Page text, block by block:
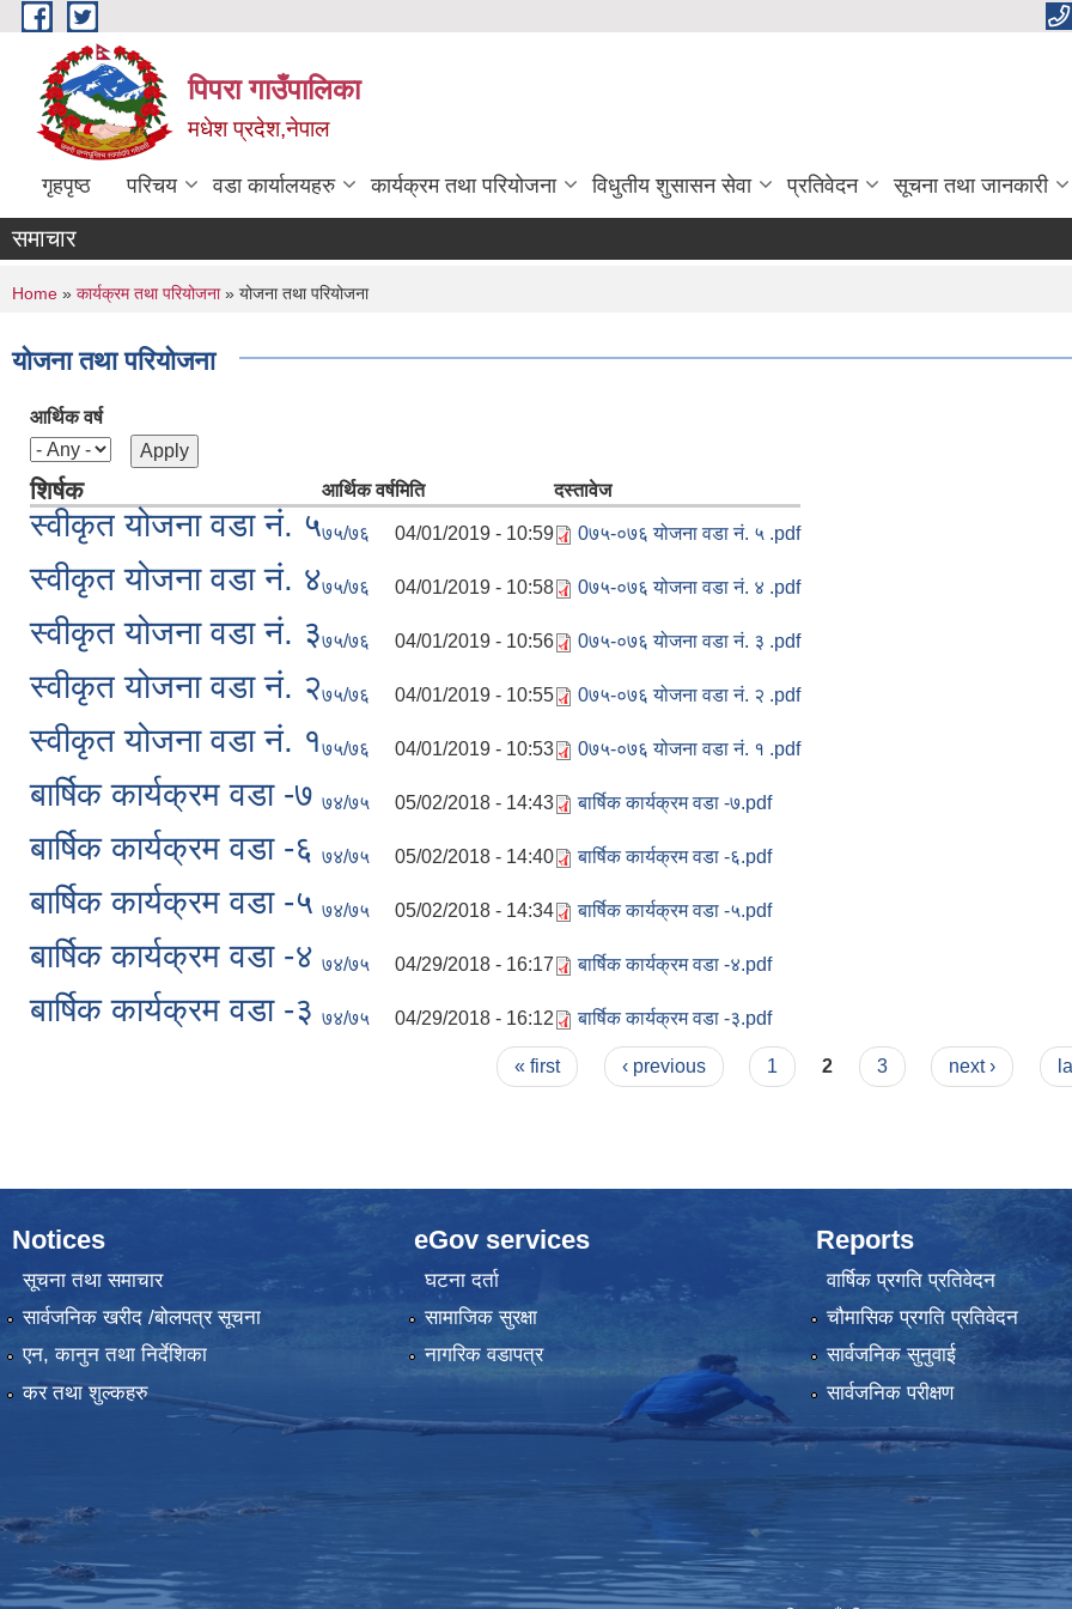
Skip to main content
पिपरा गाउँपालिका
मधेश प्रदेश,नेपाल
गृहपृष्ठ परिचय वडा कार्यालयहरु कार्यक्रम तथा परियोजना विधुतीय शुसासन सेवा प्रतिवेदन सूचना तथा जानकारी
समाचार
You are here
Home » कार्यक्रम तथा परियोजना» योजना तथा परियोजना
योजना तथा परियोजना
आर्थिक वर्ष
शिर्षक आर्थिक वर्षमिति दस्तावेज
स्वीकृत योजना वडा नं. ५७५/७६ 04/01/2019 - 10:59 0७५-०७६ योजना वडा नं. ५ .pdf
स्वीकृत योजना वडा नं. ४७५/७६ 04/01/2019 - 10:58 0७५-०७६ योजना वडा नं. ४ .pdf
स्वीकृत योजना वडा नं. ३७५/७६ 04/01/2019 - 10:56 0७५-०७६ योजना वडा नं. ३ .pdf
स्वीकृत योजना वडा नं. २७५/७६ 04/01/2019 - 10:55 0७५-०७६ योजना वडा नं. २ .pdf
स्वीकृत योजना वडा नं. १७५/७६ 04/01/2019 - 10:53 0७५-०७६ योजना वडा नं. १ .pdf
बार्षिक कार्यक्रम वडा -७ ७४/७५ 05/02/2018 - 14:43 बार्षिक कार्यक्रम वडा -७.pdf
बार्षिक कार्यक्रम वडा -६ ७४/७५ 05/02/2018 - 14:40 बार्षिक कार्यक्रम वडा -६.pdf
बार्षिक कार्यक्रम वडा -५ ७४/७५ 05/02/2018 - 14:34 बार्षिक कार्यक्रम वडा -५.pdf
बार्षिक कार्यक्रम वडा -४ ७४/७५ 04/29/2018 - 16:17 बार्षिक कार्यक्रम वडा -४.pdf
बार्षिक कार्यक्रम वडा -३ ७४/७५ 04/29/2018 - 16:12 बार्षिक कार्यक्रम वडा -३.pdf
« first ‹ previous 1 2 3 next ›
Notices
सूचना तथा समाचार
सार्वजनिक खरीद /बोलपत्र सूचना
एन, कानुन तथा निर्देशिका
कर तथा शुल्कहरु
eGov services
घटना दर्ता
सामाजिक सुरक्षा
नागरिक वडापत्र
Reports
वार्षिक प्रगति प्रतिवेदन
चौमासिक प्रगति प्रतिवेदन
सार्वजनिक सुनुवाई
सार्वजनिक परीक्षण